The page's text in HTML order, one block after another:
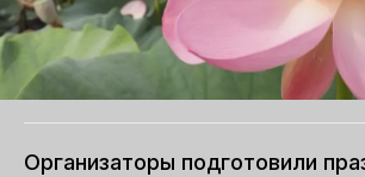
Организаторы подготовили